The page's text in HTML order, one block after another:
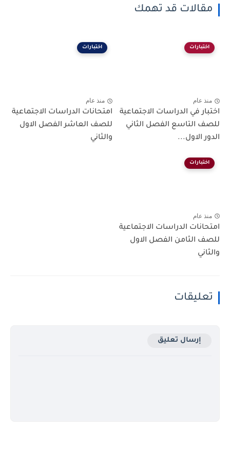
مقالات قد تهمك
اختبارات
منذ عام
اختبار في الدراسات الاجتماعية
للصف التاسع الفصل الثاني
الدور الاول...
اختبارات
منذ عام
امتحانات الدراسات الاجتماعية
للصف العاشر الفصل الاول
والثاني
اختبارات
منذ عام
امتحانات الدراسات الاجتماعية
للصف الثامن الفصل الاول
والثاني
تعليقات
إرسال تعليق